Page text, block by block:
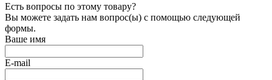
Есть вопросы по этому товару?
Вы можете задать нам вопрос(ы) с помощью следующей
формы.
Ваше имя
E-mail